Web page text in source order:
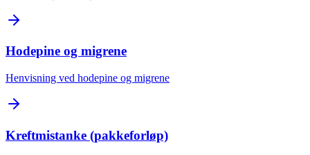
Hodepine og migrene
Henvisning ved hodepine og migrene
Kreftmistanke (pakkeforløp)